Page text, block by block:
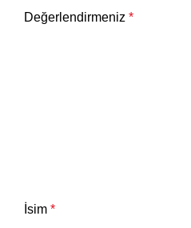
Değerlendirmeniz *
İsim *